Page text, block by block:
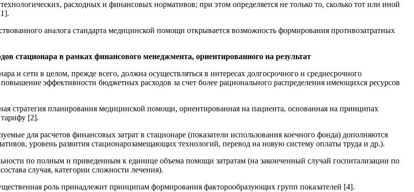
расходных и финансовых нормативов; при этом определяется не только то, сколько тот или иной
аналога стандарта медицинской помощи открывается возможность формирования противозатратных
стационара в рамках финансового менеджмента, ориентированного на результат
и сети в целом, прежде всего, должна осуществляться в интересах долгосрочного и среднесрочного
эффективности бюджетных расходов за счет более рационального распределения имеющихся ресурсов
стратегия планирования медицинской помощи, ориентированная на пациента, основанная на принципах
[2].
для расчетов финансовых затрат в стационаре (показатели использования коечного фонда) дополняются
уровень развития стационарозамещающих технологий, перевод на новую систему оплаты труда и др.).
по полным и приведенным к единице объема помощи затратам (на законченный случай госпитализации по
случая, категории сложности лечения).
роль принадлежит принципам формирования факторообразующих групп показателей [4].